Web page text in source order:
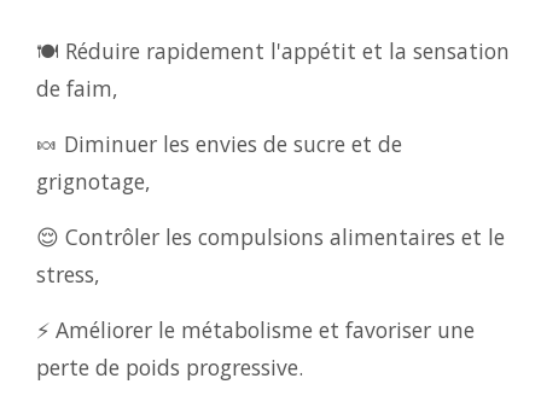
🍽️ Réduire rapidement l'appétit et la sensation
de faim,
🍬 Diminuer les envies de sucre et de
grignotage,
😌 Contrôler les compulsions alimentaires et le
stress,
⚡ Améliorer le métabolisme et favoriser une
perte de poids progressive.